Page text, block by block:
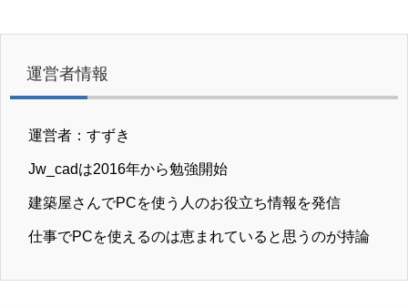
運営者情報
運営者：すずき
Jw_cadは2016年から勉強開始
建築屋さんでPCを使う人のお役立ち情報を発信
仕事でPCを使えるのは恵まれていると思うのが持論